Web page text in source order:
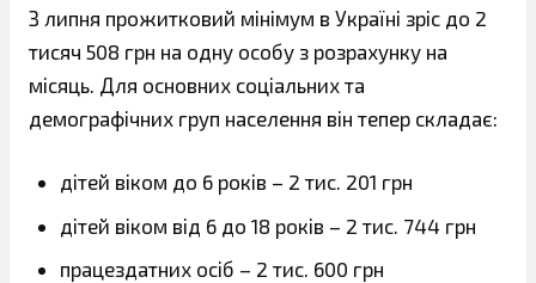
З липня прожитковий мінімум в Україні зріс до 2
тисяч 508 грн на одну особу з розрахунку на
місяць. Для основних соціальних та
демографічних груп населення він тепер складає:
дітей віком до 6 років – 2 тис. 201 грн
дітей віком від 6 до 18 років – 2 тис. 744 грн
працездатних осіб – 2 тис. 600 грн